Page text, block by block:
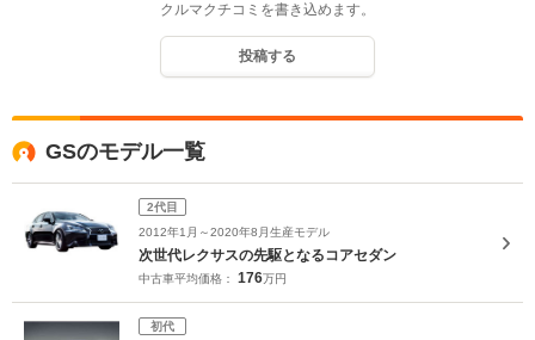
クルマクチコミを書き込めます。
投稿する
GSのモデル一覧
2代目
2012年1月～2020年8月生産モデル
次世代レクサスの先駆となるコアセダン
中古車平均価格： 176万円
初代